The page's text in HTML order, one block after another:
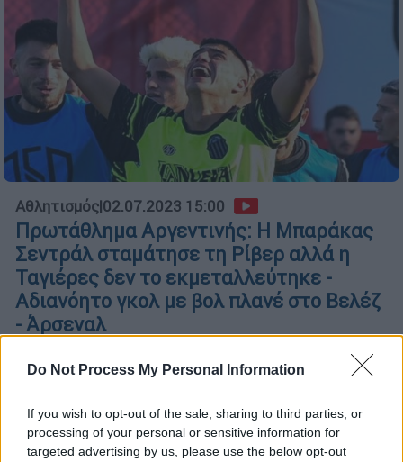
Do Not Process My Personal Information
If you wish to opt-out of the sale, sharing to third parties, or
processing of your personal or sensitive information for
targeted advertising by us, please use the below opt-out
Αθλητισμός|02.07.2023 15:00
Πρωτάθλημα Αργεντινής: Η Μπαράκας
Σεντράλ σταμάτησε τη Ρίβερ αλλά η
Ταγιέρες δεν το εκμεταλλεύτηκε -
Αδιανόητο γκολ με βολ πλανέ στο Βελέζ
- Άρσεναλ
πρωταθλήματος Αργεντινής